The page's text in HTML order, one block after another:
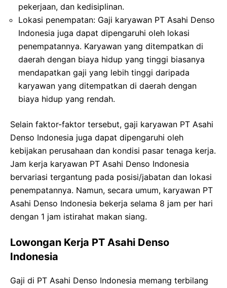
pekerjaan, dan kedisiplinan.
Lokasi penempatan: Gaji karyawan PT Asahi Denso
Indonesia juga dapat dipengaruhi oleh lokasi
penempatannya. Karyawan yang ditempatkan di
daerah dengan biaya hidup yang tinggi biasanya
mendapatkan gaji yang lebih tinggi daripada
karyawan yang ditempatkan di daerah dengan
biaya hidup yang rendah.
Selain faktor-faktor tersebut, gaji karyawan PT Asahi
Denso Indonesia juga dapat dipengaruhi oleh
kebijakan perusahaan dan kondisi pasar tenaga kerja.
Jam kerja karyawan PT Asahi Denso Indonesia
bervariasi tergantung pada posisi/jabatan dan lokasi
penempatannya. Namun, secara umum, karyawan PT
Asahi Denso Indonesia bekerja selama 8 jam per hari
dengan 1 jam istirahat makan siang.
Lowongan Kerja PT Asahi Denso
Indonesia
Gaji di PT Asahi Denso Indonesia memang terbilang